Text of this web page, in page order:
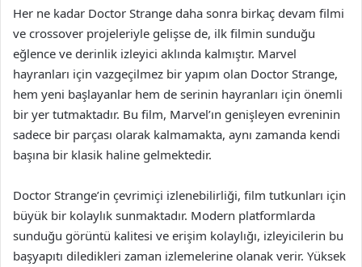
Her ne kadar Doctor Strange daha sonra birkaç devam filmi
ve crossover projeleriyle gelişse de, ilk filmin sunduğu
eğlence ve derinlik izleyici aklında kalmıştır. Marvel
hayranları için vazgeçilmez bir yapım olan Doctor Strange,
hem yeni başlayanlar hem de serinin hayranları için önemli
bir yer tutmaktadır. Bu film, Marvel’ın genişleyen evreninin
sadece bir parçası olarak kalmamakta, aynı zamanda kendi
başına bir klasik haline gelmektedir.
Doctor Strange’in çevrimiçi izlenebilirliği, film tutkunları için
büyük bir kolaylık sunmaktadır. Modern platformlarda
sunduğu görüntü kalitesi ve erişim kolaylığı, izleyicilerin bu
başyapıtı diledikleri zaman izlemelerine olanak verir. Yüksek